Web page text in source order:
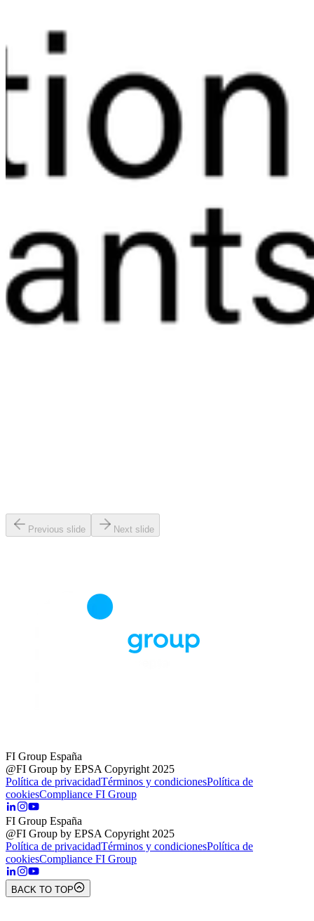
Previous slide Next slide
FI Group España
@FI Group by EPSA Copyright 2025
Política de privacidadTérminos y condicionesPolítica de
cookiesCompliance FI Group
FI Group España
@FI Group by EPSA Copyright 2025
Política de privacidadTérminos y condicionesPolítica de
cookiesCompliance FI Group
BACK TO TOP